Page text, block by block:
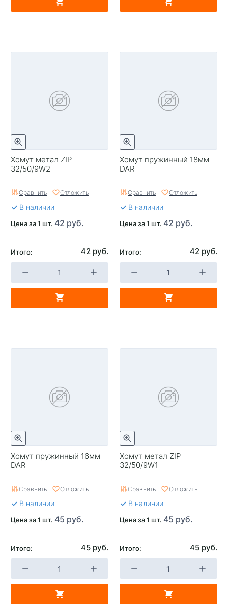
Хомут метал ZIP
32/50/9W2
Сравнить Отложить
В наличии
Цена за 1 шт. 42 руб.
Итого: 42 руб.
Хомут пружинный 18мм
DAR
Сравнить Отложить
В наличии
Цена за 1 шт. 42 руб.
Итого: 42 руб.
Хомут пружинный 16мм
DAR
Сравнить Отложить
В наличии
Цена за 1 шт. 45 руб.
Итого: 45 руб.
Хомут метал ZIP
32/50/9W1
Сравнить Отложить
В наличии
Цена за 1 шт. 45 руб.
Итого: 45 руб.